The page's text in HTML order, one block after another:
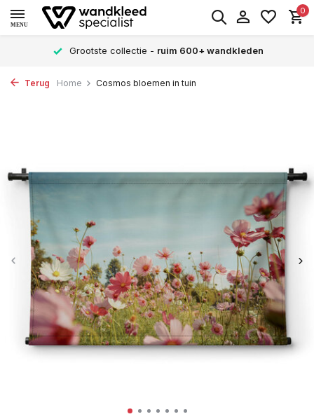
MENU
0
Grootste collectie -ruim 600+ wandkleden
Terug Home Cosmos bloemen in tuin